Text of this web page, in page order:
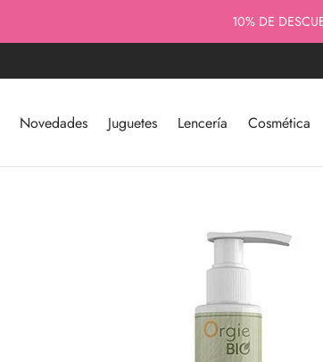
ENVÍOS RÁPIDOS -
10% DE
Novedades Juguetes Lencería Cosmética